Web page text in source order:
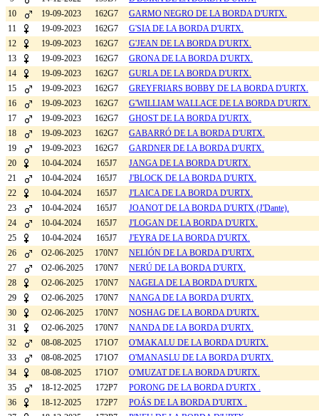
10
19-09-2023 162G7
GARMO NEGRO DE LA BORDA D'URTX.
11
19-09-2023 162G7
G'SIA DE LA BORDA D'URTX.
12
19-09-2023 162G7
G'JEAN DE LA BORDA D'URTX.
13
19-09-2023 162G7
GRONA DE LA BORDA D'URTX.
14
19-09-2023 162G7
GURLA DE LA BORDA D'URTX.
15
19-09-2023 162G7
GREYFRIARS BOBBY DE LA BORDA D'URTX.
16
19-09-2023 162G7
G'WILLIAM WALLACE DE LA BORDA D'URTX.
17
19-09-2023 162G7
GHOST DE LA BORDA D'URTX.
18
19-09-2023 162G7
GABARRÓ DE LA BORDA D'URTX.
19
19-09-2023 162G7
GARDNER DE LA BORDA D'URTX.
20
10-04-2024 165J7
JANGA DE LA BORDA D'URTX.
21
10-04-2024 165J7
J'BLOCK DE LA BORDA D'URTX.
22
10-04-2024 165J7
J'LAICA DE LA BORDA D'URTX.
23
10-04-2024 165J7
JOANOT DE LA BORDA D'URTX (J'Dante).
24
10-04-2024 165J7
J'LOGAN DE LA BORDA D'URTX.
25
10-04-2024 165J7
J'EYRA DE LA BORDA D'URTX.
26
O2-06-2025 170N7
NELIÓN DE LA BORDA D'URTX.
27
O2-06-2025 170N7
NERÚ DE LA BORDA D'URTX.
28
O2-06-2025 170N7
NAGELA DE LA BORDA D'URTX.
29
O2-06-2025 170N7
NANGA DE LA BORDA D'URTX.
30
O2-06-2025 170N7
NOSHAG DE LA BORDA D'URTX.
31
O2-06-2025 170N7
NANDA DE LA BORDA D'URTX.
32
08-08-2025 171O7
O'MAKALU DE LA BORDA D'URTX.
33
08-08-2025 171O7
O'MANASLU DE LA BORDA D'URTX.
34
08-08-2025 171O7
O'MUZAT DE LA BORDA D'URTX.
35
18-12-2025 172P7
PORONG DE LA BORDA D'URTX .
36
18-12-2025 172P7
POÁS DE LA BORDA D'URTX .